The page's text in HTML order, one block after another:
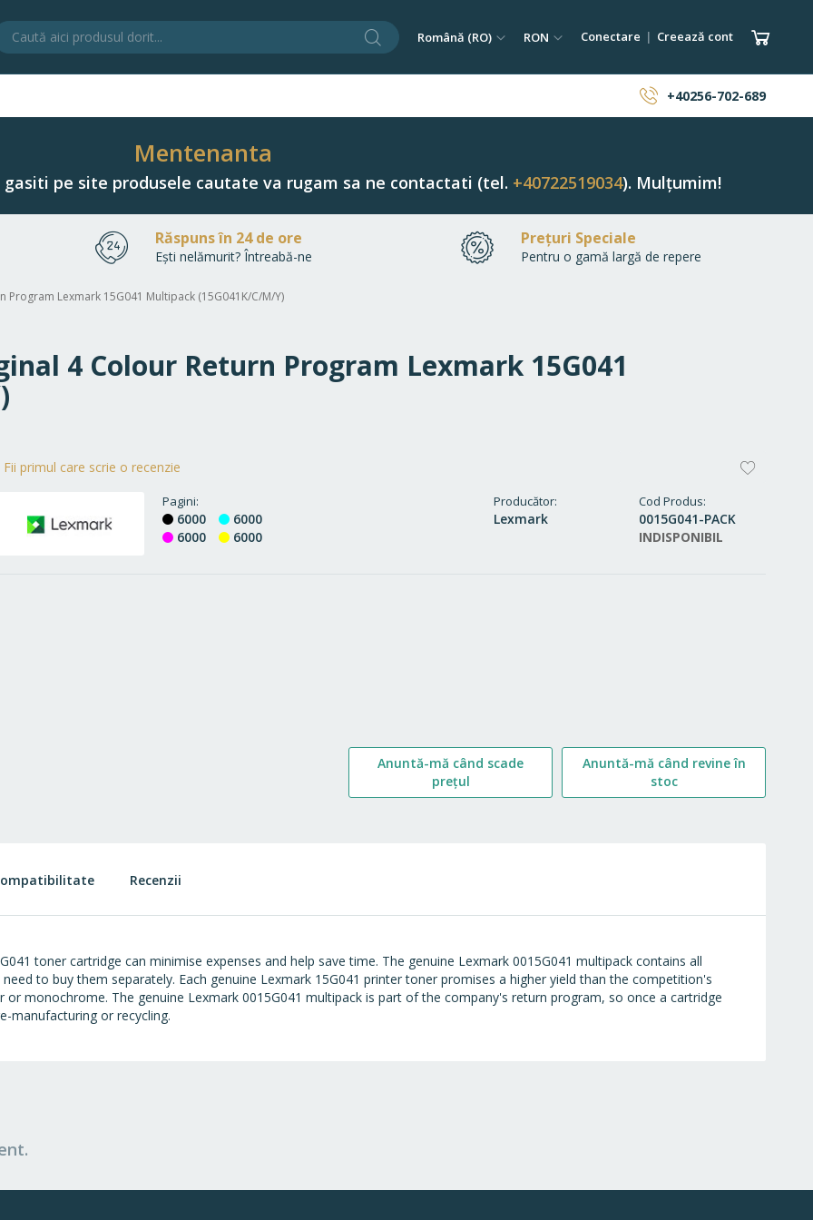
CăutareLimba
Română (RO) Monedă
RON Conectare Creează cont Coșul
+40256-702-689
Mentenanta
pe site produsele cautate va rugam sa ne contactati (tel. +40722519034). Mulțumim!
Răspuns în 24 de ore
Ești nelămurit? Întreabă-ne
Prețuri Speciale
Pentru o gamă largă de repere
Lexmark 15G041 Multipack (15G041K/C/M/Y)
4 Colour Return Program Lexmark 15G041
Producător
Lexmark
Cod Produs
0015G041-PACK
INDISPONIBIL
Fii primul care scrie o recenzie
Pagini
6000
6000
6000
6000
Anuntă-mă când scade
prețul
Anuntă-mă când revine în
stoc
toner cartridge can minimise expenses and help save time. The genuine Lexmark 0015G041 multipack contains all
to buy them separately. Each genuine Lexmark 15G041 printer toner promises a higher yield than the competition's
monochrome. The genuine Lexmark 0015G041 multipack is part of the company's return program, so once a cartridge
manufacturing or recycling.
Recenzii